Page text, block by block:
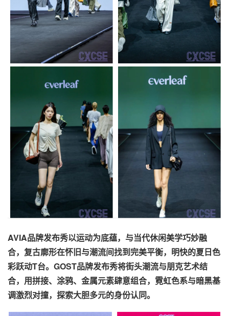
AVIA品牌发布秀以运动为底蕴，与当代休闲美学巧妙融
合，复古廓形在怀旧与潮流间找到完美平衡，明快的夏日色
彩跃动T台。GOST品牌发布秀将街头潮流与朋克艺术结
合，用拼接、涂鸦、金属元素肆意组合，霓虹色系与暗黑基
调激烈对撞，探索大胆多元的身份认同。